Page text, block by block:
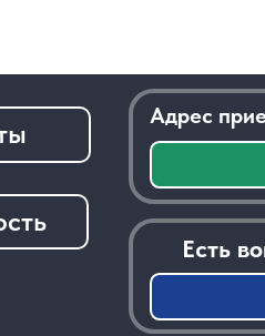
Есть вопросы